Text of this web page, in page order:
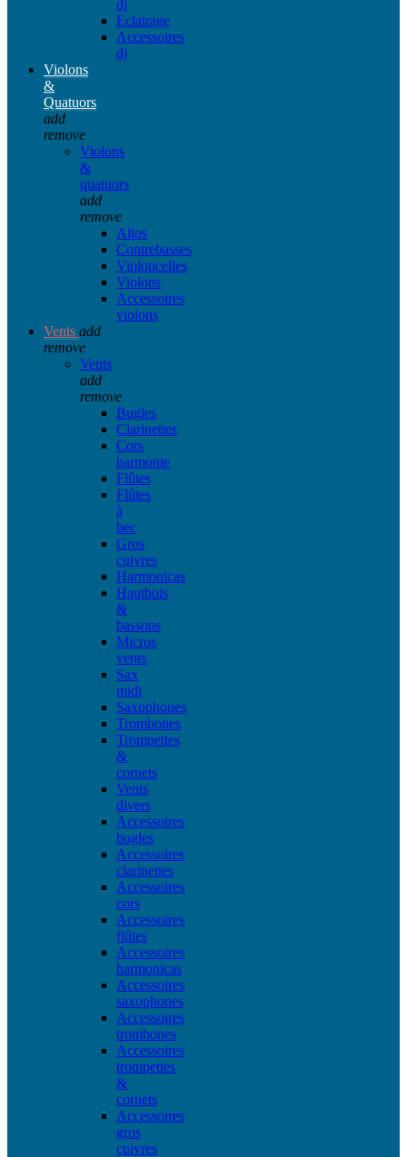
dj
Eclairage
Accessoires
dj
Violons
&
Quatuors
add
remove
Violons
&
quatuors
add
remove
Altos
Contrebasses
Violoncelles
Violons
Accessoires
violons
Vents add
remove
Vents
add
remove
Bugles
Clarinettes
Cors
harmonie
Flûtes
Flûtes
à
bec
Gros
cuivres
Harmonicas
Hautbois
&
bassons
Micros
vents
Sax
midi
Saxophones
Trombones
Trompettes
&
cornets
Vents
divers
Accessoires
bugles
Accessoires
clarinettes
Accessoires
cors
Accessoires
flûtes
Accessoires
harmonicas
Accessoires
saxophones
Accessoires
trombones
Accessoires
trompettes
&
cornets
Accessoires
gros
cuivres